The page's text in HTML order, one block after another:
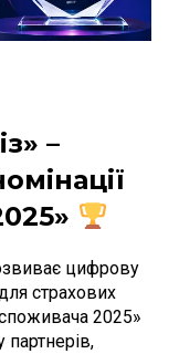
–
цифрову
страхових
2025»